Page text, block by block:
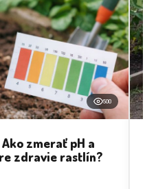
500
zmerať pH a
zdravie rastlín?